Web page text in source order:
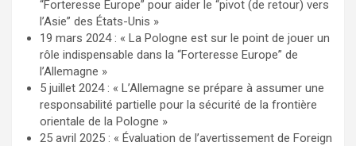
“Forteresse Europe” pour aider le “pivot (de retour) vers
l’Asie” des États-Unis »
19 mars 2024 : « La Pologne est sur le point de jouer un
rôle indispensable dans la “Forteresse Europe” de
l’Allemagne »
5 juillet 2024 : « L’Allemagne se prépare à assumer une
responsabilité partielle pour la sécurité de la frontière
orientale de la Pologne »
25 avril 2025 : « Évaluation de l’avertissement de Foreign